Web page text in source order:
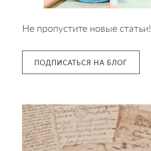
Не пропустите новые статьи!
ПОДПИСАТЬСЯ НА БЛОГ